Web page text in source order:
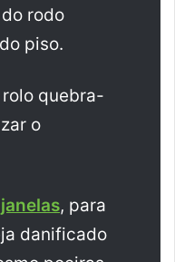
rodo
piso.
rolo quebra-
o
janelas, para
danificado